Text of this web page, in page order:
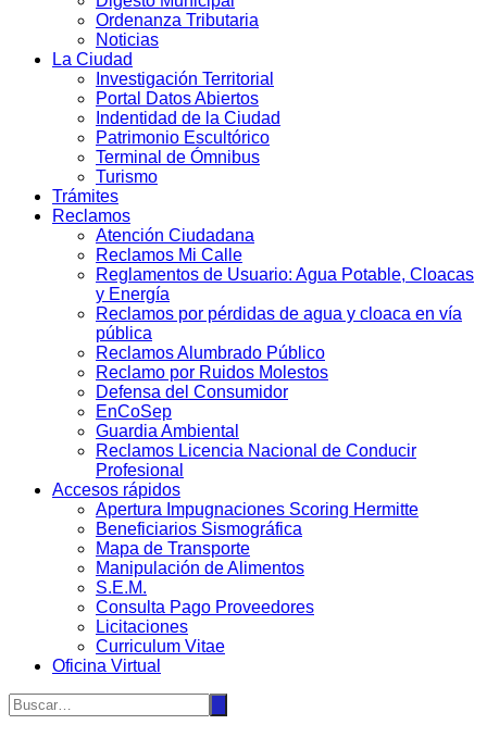
Ordenanza Tributaria
Noticias
La Ciudad
Investigación Territorial
Portal Datos Abiertos
Indentidad de la Ciudad
Patrimonio Escultórico
Terminal de Ómnibus
Turismo
Trámites
Reclamos
Atención Ciudadana
Reclamos Mi Calle
Reglamentos de Usuario: Agua Potable, Cloacas
y Energía
Reclamos por pérdidas de agua y cloaca en vía
pública
Reclamos Alumbrado Público
Reclamo por Ruidos Molestos
Defensa del Consumidor
EnCoSep
Guardia Ambiental
Reclamos Licencia Nacional de Conducir
Profesional
Accesos rápidos
Apertura Impugnaciones Scoring Hermitte
Beneficiarios Sismográfica
Mapa de Transporte
Manipulación de Alimentos
S.E.M.
Consulta Pago Proveedores
Licitaciones
Curriculum Vitae
Oficina Virtual